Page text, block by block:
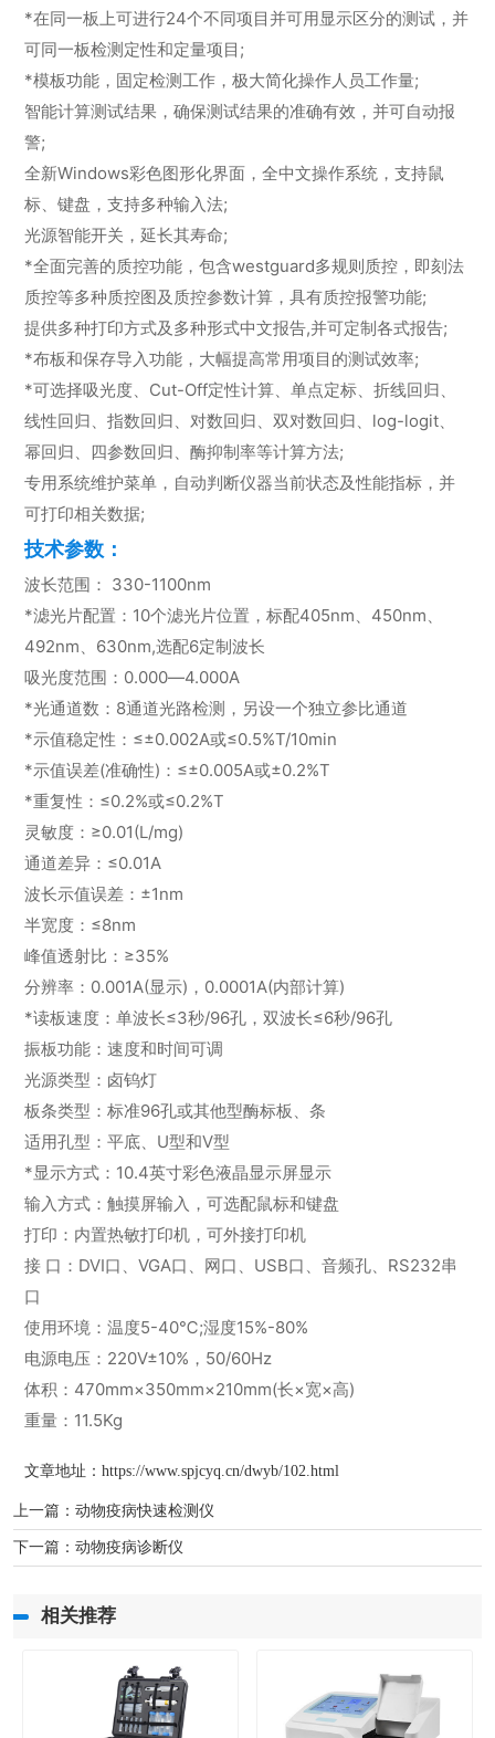
*在同一板上可进行24个不同项目并可用显示区分的测试，并
可同一板检测定性和定量项目;
*模板功能，固定检测工作，极大简化操作人员工作量;
智能计算测试结果，确保测试结果的准确有效，并可自动报
警;
全新Windows彩色图形化界面，全中文操作系统，支持鼠
标、键盘，支持多种输入法;
光源智能开关，延长其寿命;
*全面完善的质控功能，包含westguard多规则质控，即刻法
质控等多种质控图及质控参数计算，具有质控报警功能;
提供多种打印方式及多种形式中文报告,并可定制各式报告;
*布板和保存导入功能，大幅提高常用项目的测试效率;
*可选择吸光度、Cut-Off定性计算、单点定标、折线回归、
线性回归、指数回归、对数回归、双对数回归、log-logit、
幂回归、四参数回归、酶抑制率等计算方法;
专用系统维护菜单，自动判断仪器当前状态及性能指标，并
可打印相关数据;
技术参数：
波长范围： 330-1100nm
*滤光片配置：10个滤光片位置，标配405nm、450nm、
492nm、630nm,选配6定制波长
吸光度范围：0.000―4.000A
*光通道数：8通道光路检测，另设一个独立参比通道
*示值稳定性：≤±0.002A或≤0.5%T/10min
*示值误差(准确性)：≤±0.005A或±0.2%T
*重复性：≤0.2%或≤0.2%T
灵敏度：≥0.01(L/mg)
通道差异：≤0.01A
波长示值误差：±1nm
半宽度：≤8nm
峰值透射比：≥35%
分辨率：0.001A(显示)，0.0001A(内部计算)
*读板速度：单波长≤3秒/96孔，双波长≤6秒/96孔
振板功能：速度和时间可调
光源类型：卤钨灯
板条类型：标准96孔或其他型酶标板、条
适用孔型：平底、U型和V型
*显示方式：10.4英寸彩色液晶显示屏显示
输入方式：触摸屏输入，可选配鼠标和键盘
打印：内置热敏打印机，可外接打印机
接 口：DVI口、VGA口、网口、USB口、音频孔、RS232串
口
使用环境：温度5-40℃;湿度15%-80%
电源电压：220V±10%，50/60Hz
体积：470mm×350mm×210mm(长×宽×高)
重量：11.5Kg
文章地址： https://www.spjcyq.cn/dwyb/102.html
上一篇： 动物疫病快速检测仪
下一篇： 动物疫病诊断仪
相关推荐